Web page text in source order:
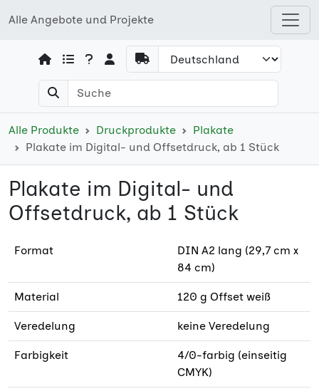
Alle Angebote und Projekte
Open shops menu
Alle Produkte Druckprodukte
Plakate
Plakate im Digital- und Offsetdruck, ab 1 Stück
Plakate im Digital- und
Offsetdruck, ab 1 Stück
Format
DIN A2 lang (29,7 cm x
84 cm)
Material 120 g Offset weiß
Veredelung keine Veredelung
Farbigkeit
4/0-farbig (einseitig
CMYK)